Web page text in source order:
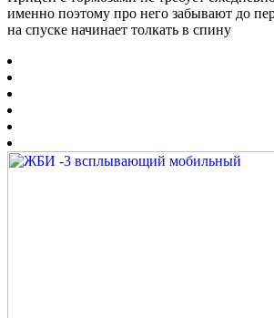
именно поэтому про него забывают до
на спуске начинает толкать в спину